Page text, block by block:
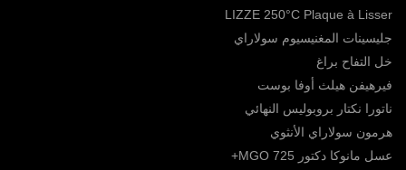
LIZZE 250°C Plaque à Lisser
جليسينات المغنيسيوم سولاراي
خل التفاح براغ
فيرهيفن هيلث أوفا بوست
ناتورا نكتار بروبوليس النهائي
هرمون سولاراي الأنثوي
عسل مانوكا دكتور MGO 725+